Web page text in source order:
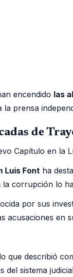
encendido las
prensa
de
Luis Font ha
corrupción lo
por sus
acusaciones
que describió
sistema